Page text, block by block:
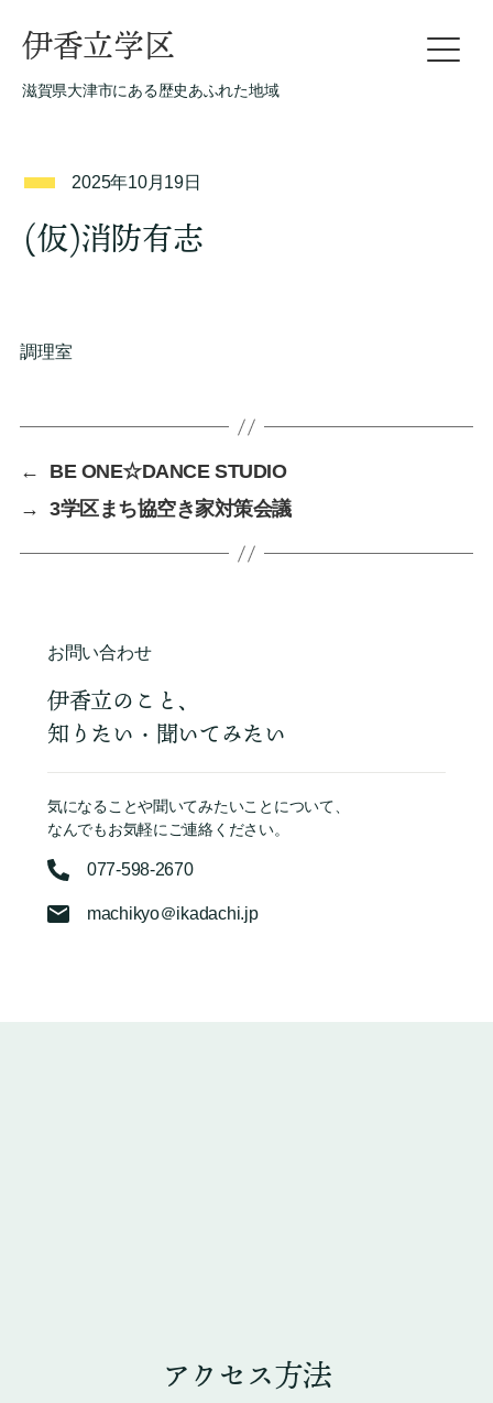
伊香立学区
滋賀県大津市にある歴史あふれた地域
2025年10月19日
(仮)消防有志
調理室
←
BE ONE☆DANCE STUDIO
→
3学区まち協空き家対策会議
お問い合わせ
伊香立のこと、
知りたい・聞いてみたい
気になることや聞いてみたいことについて、
なんでもお気軽にご連絡ください。
077-598-2670
machikyo＠ikadachi.jp
アクセス方法